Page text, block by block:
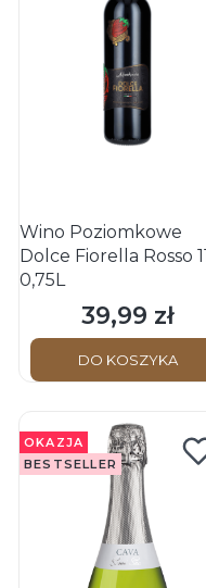
Wino Poziomkowe
Dolce Fiorella Rosso
0,75L
Cena
39,99 zł
DO KOSZYKA
OKAZJA
BESTSELLER